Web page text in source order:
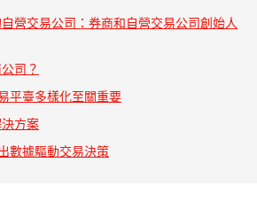
營交易公司：券商和自營交易公司創始人
司？
平臺多樣化至關重要
方案
數據驅動交易決策